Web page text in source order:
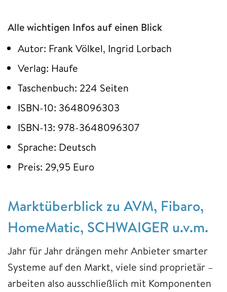
Alle wichtigen Infos auf einen Blick
Autor: Frank Völkel, Ingrid Lorbach
Verlag: Haufe
Taschenbuch: 224 Seiten
ISBN-10: 3648096303
ISBN-13: 978-3648096307
Sprache: Deutsch
Preis: 29,95 Euro
Marktüberblick zu AVM, Fibaro,
HomeMatic, SCHWAIGER u.v.m.
Jahr für Jahr drängen mehr Anbieter smarter
Systeme auf den Markt, viele sind proprietär –
arbeiten also ausschließlich mit Komponenten